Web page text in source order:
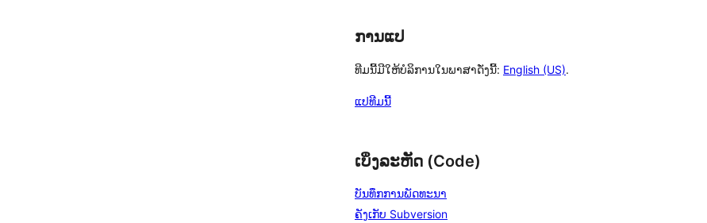
ການແປ
ທີມນີ້ມີໃຫ້ບໍລິການໃນພາສາດັ່ງນີ້: English (US).
ແປທີມນີ້
ເບິ່ງລະຫັດ (Code)
ບັນທຶກການພັດທະນາ
ຄັງເກັບ Subversion